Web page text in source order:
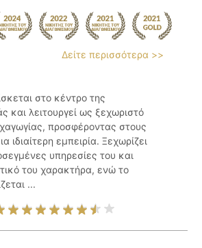
Δείτε περισσότερα >>
στο κέντρο της
και λειτουργεί ως ξεχωριστό
προσφέροντας στους
ιδιαίτερη εμπειρία. Ξεχωρίζει
υπηρεσίες του και
του χαρακτήρα, ενώ το
...